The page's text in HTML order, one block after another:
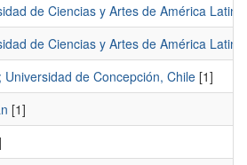
de Ciencias y Artes de América
de Ciencias y Artes de América Latina.
de Concepción, Chile [1]
[1]